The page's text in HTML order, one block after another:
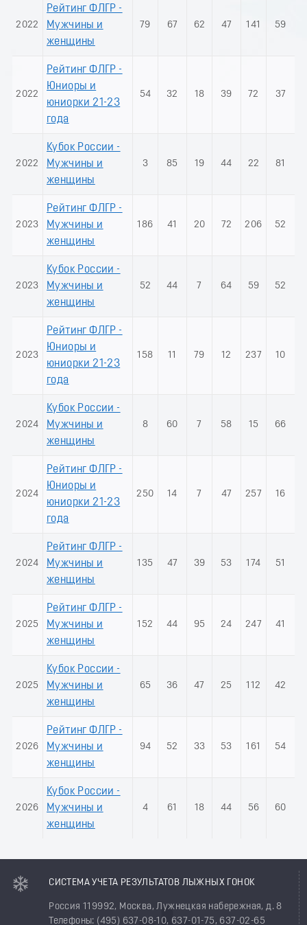
2022
Рейтинг ФЛГР -
Мужчины и
женщины
79 67 62 47 141 59
2022
Рейтинг ФЛГР -
Юниоры и
юниорки 21-23
года
54 32 18 39 72 37
2022
Кубок России -
Мужчины и
женщины
3 85 19 44 22 81
2023
Рейтинг ФЛГР -
Мужчины и
женщины
186 41 20 72 206 52
2023
Кубок России -
Мужчины и
женщины
52 44 7 64 59 52
2023
Рейтинг ФЛГР -
Юниоры и
юниорки 21-23
года
158 11 79 12 237 10
2024
Кубок России -
Мужчины и
женщины
8 60 7 58 15 66
2024
Рейтинг ФЛГР -
Юниоры и
юниорки 21-23
года
250 14 7 47 257 16
2024
Рейтинг ФЛГР -
Мужчины и
женщины
135 47 39 53 174 51
2025
Рейтинг ФЛГР -
Мужчины и
женщины
152 44 95 24 247 41
2025
Кубок России -
Мужчины и
женщины
65 36 47 25 112 42
2026
Рейтинг ФЛГР -
Мужчины и
женщины
94 52 33 53 161 54
2026
Кубок России -
Мужчины и
женщины
4 61 18 44 56 60
СИСТЕМА УЧЕТА РЕЗУЛЬТАТОВ ЛЫЖНЫХ ГОНОК
Россия 119992, Москва, Лужнецкая набережная, д. 8
Телефоны: (495) 637-08-10, 637-01-75, 637-02-65